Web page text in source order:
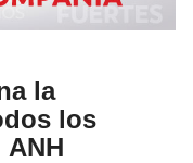
la
los